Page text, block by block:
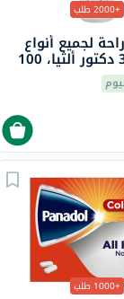
+2000 طلب
لجميع أنواع
البشرة 345 دكتور ألثيا، 100
+1000 طلب